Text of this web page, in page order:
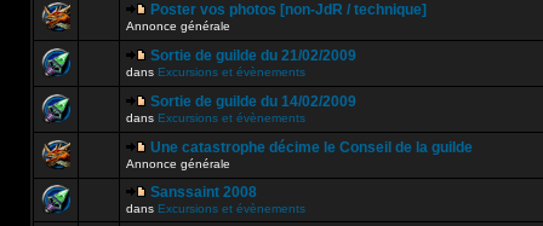
Poster vos photos [non-JdR / technique]
Annonce générale
Sortie de guilde du 21/02/2009
dans Excursions et évènements
Sortie de guilde du 14/02/2009
dans Excursions et évènements
Une catastrophe décime le Conseil de la guilde
Annonce générale
Sanssaint 2008
dans Excursions et évènements